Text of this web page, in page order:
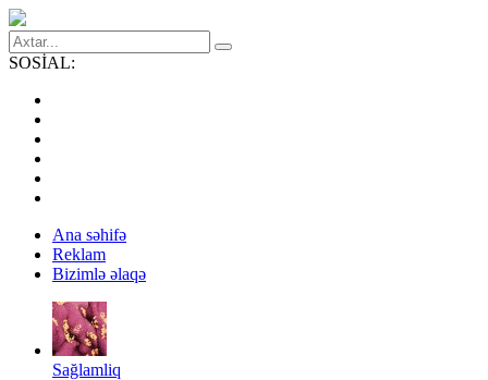
SOSİAL:
Ana səhifə
Reklam
Bizimlə əlaqə
Sağlamliq